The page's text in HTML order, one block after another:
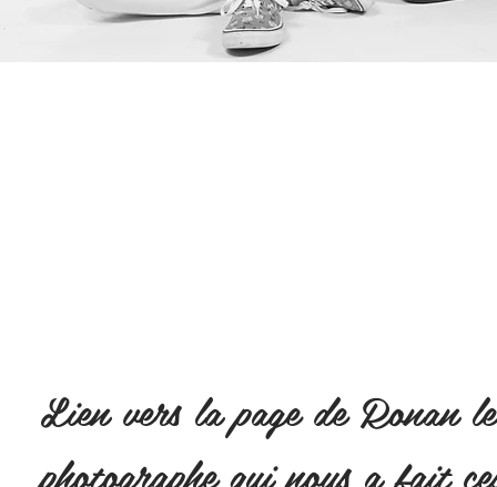
Lien vers la page de Ronan
photographe qui nous a fait